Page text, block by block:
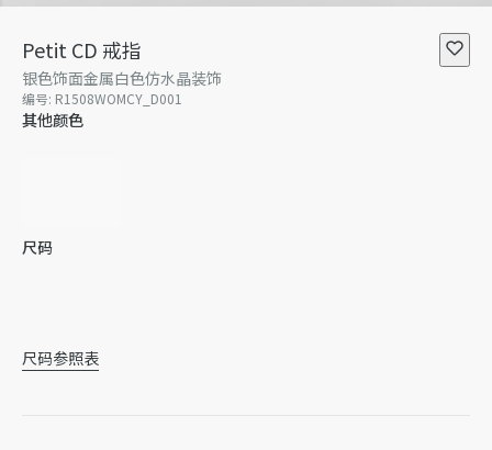
Petit CD 戒指
银色饰面金属白色仿水晶装饰
编号: R1508WOMCY_D001
其他颜色
尺码
尺码参照表